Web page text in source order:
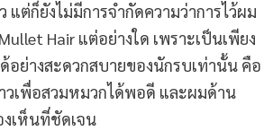
แต่ก็ยังไม่มีการจำกัดความว่าการไว้ผม
Hair แต่อย่างใด เพราะเป็นเพียง
อย่างสะดวกสบายของนักรบเท่านั้น คือ
วเพื่อสวมหมวกได้พอดี และผมด้าน
เห็นที่ชัดเจน